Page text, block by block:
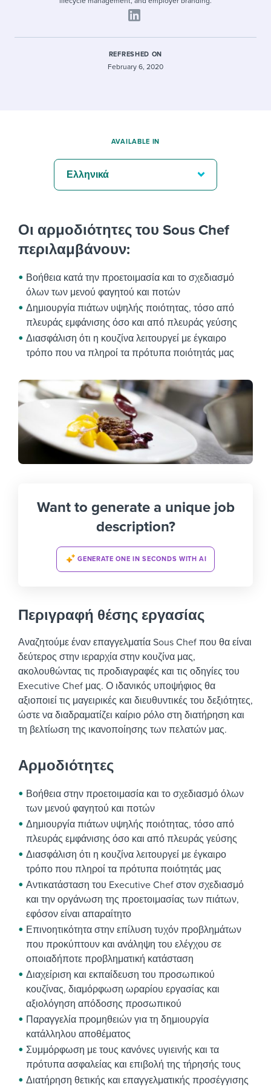
REFRESHED ON
February 6, 2020
Οι αρμοδιότητες του Sous Chef
περιλαμβάνουν:
Βοήθεια κατά την προετοιμασία και το σχεδιασμό
όλων των μενού φαγητού και ποτών
Δημιουργία πιάτων υψηλής ποιότητας, τόσο από
πλευράς εμφάνισης όσο και από πλευράς γεύσης
Διασφάλιση ότι η κουζίνα λειτουργεί με έγκαιρο
τρόπο που να πληροί τα πρότυπα ποιότητάς μας
Want to generate a unique job
description?
GENERATE ONE IN SECONDS WITH AI
Περιγραφή θέσης εργασίας
Αναζητούμε έναν επαγγελματία Sous Chef που θα είναι
δεύτερος στην ιεραρχία στην κουζίνα μας,
ακολουθώντας τις προδιαγραφές και τις οδηγίες του
Executive Chef μας. Ο ιδανικός υποψήφιος θα
αξιοποιεί τις μαγειρικές και διευθυντικές του δεξιότητες,
ώστε να διαδραματίζει καίριο ρόλο στη διατήρηση και
τη βελτίωση της ικανοποίησης των πελατών μας.
Αρμοδιότητες
Βοήθεια στην προετοιμασία και το σχεδιασμό όλων
των μενού φαγητού και ποτών
Δημιουργία πιάτων υψηλής ποιότητας, τόσο από
πλευράς εμφάνισης όσο και από πλευράς γεύσης
Διασφάλιση ότι η κουζίνα λειτουργεί με έγκαιρο
τρόπο που πληροί τα πρότυπα ποιότητάς μας
Αντικατάσταση του Executive Chef στον σχεδιασμό
και την οργάνωση της προετοιμασίας των πιάτων,
εφόσον είναι απαραίτητο
Επινοητικότητα στην επίλυση τυχόν προβλημάτων
που προκύπτουν και ανάληψη του ελέγχου σε
οποιαδήποτε προβληματική κατάσταση
Διαχείριση και εκπαίδευση του προσωπικού
κουζίνας, διαμόρφωση ωραρίου εργασίας και
αξιολόγηση απόδοσης προσωπικού
Παραγγελία προμηθειών για τη δημιουργία
κατάλληλου αποθέματος
Συμμόρφωση με τους κανόνες υγιεινής και τα
πρότυπα ασφαλείας και επιβολή της τήρησής τους
Διατήρηση θετικής και επαγγελματικής προσέγγισης
AVAILABLE IN
Ελληνικά